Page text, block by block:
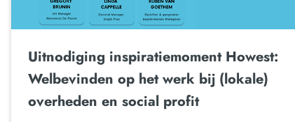
Uitnodiging inspiratiemoment Howest:
Welbevinden op het werk bij (lokale)
overheden en social profit